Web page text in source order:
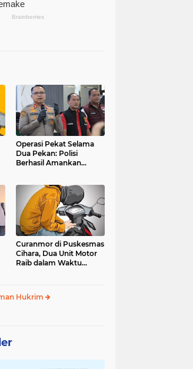
Operasi Pekat Selama
Dua Pekan: Polisi
Berhasil Amankan
Curanmor di Puskesmas
Cihara, Dua Unit Motor
Raib dalam Waktu
Hukrim